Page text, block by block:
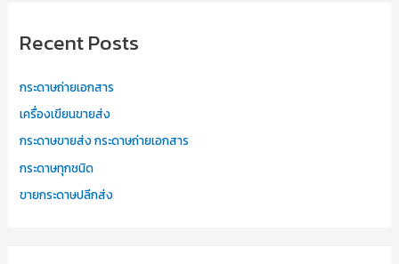
Recent Posts
กระดาษถ่ายเอกสาร
เครื่องเขียนขายส่ง
กระดาษขายส่ง กระดาษถ่ายเอกสาร
กระดาษทุกชนิด
ขายกระดาษปลีกส่ง